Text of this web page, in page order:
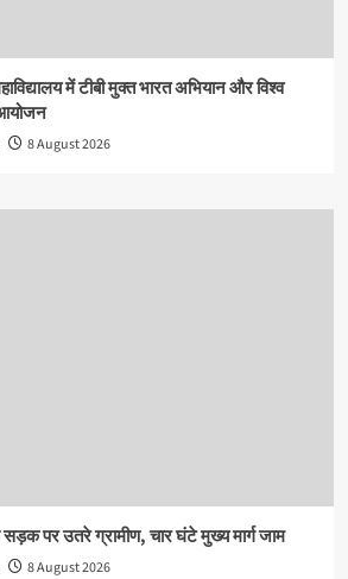
में टीबी मुक्त भारत अभियान और विश्व
8 August 2026
पर उतरे ग्रामीण, चार घंटे मुख्य मार्ग जाम
8 August 2026